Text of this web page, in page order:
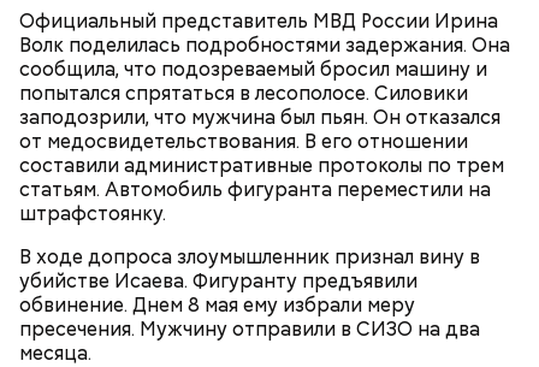
Официальный представитель МВД России Ирина
Волк поделилась подробностями задержания. Она
сообщила, что подозреваемый бросил машину и
попытался спрятаться в лесополосе. Силовики
заподозрили, что мужчина был пьян. Он отказался
от медосвидетельствования. В его отношении
составили административные протоколы по трем
статьям. Автомобиль фигуранта переместили на
штрафстоянку.
В ходе допроса злоумышленник признал вину в
убийстве Исаева. Фигуранту предъявили
обвинение. Днем 8 мая ему избрали меру
пресечения. Мужчину отправили в СИЗО на два
месяца.
Хотя Гасанов якобы «не осознавал преступный
характер своих действий», он зачем-то начал
активно распродавать имущество, вызвавшее
вопросы у оперативников. Сначала он избавился от
автомобиля Rolls-Royce Cullinan, затем выставил на
продажу трехкомнатную квартиру в «Москве-
Сити».
Миссюра родился в 1999 году. Окончил Московский
автомобильно-дорожный государственный
технический университет, после получения
диплома жил с матерью и отчимом, подрабатывал
репетитором по математике.
Фото: Пресс-служба ГСУ СК по Московской области